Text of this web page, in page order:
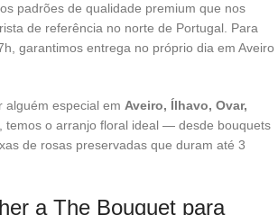
padrões de qualidade premium que nos
de referência no norte de Portugal. Para
garantimos entrega no próprio dia em Aveiro
alguém especial em Aveiro, Ílhavo, Ovar,
, temos o arranjo floral ideal — desde bouquets
de rosas preservadas que duram até 3
a The Bouquet para